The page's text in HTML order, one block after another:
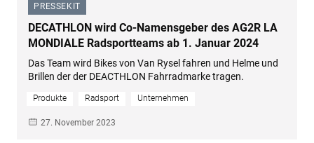
PRESSEKIT
–
DECATHLON wird Co-Namensgeber des AG2R LA
MONDIALE Radsportteams ab 1. Januar 2024
Das Team wird Bikes von Van Rysel fahren und Helme und
Brillen der der DEACTHLON Fahrradmarke tragen.
Produkte Radsport Unternehmen
27. November 2023